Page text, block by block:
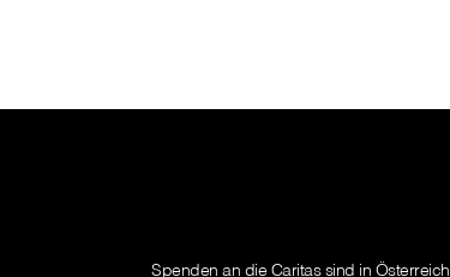
Spenden an die Caritas sind in Österreich